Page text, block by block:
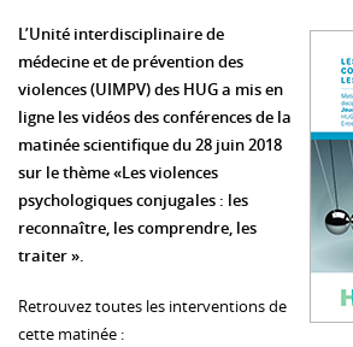
L’Unité interdisciplinaire de
médecine et de prévention des
violences (UIMPV) des HUG a mis en
ligne les vidéos des conférences de la
matinée scientifique du 28 juin 2018
sur le thème «Les violences
psychologiques conjugales : les
reconnaître, les comprendre, les
traiter ».
Retrouvez toutes les interventions de
cette matinée :